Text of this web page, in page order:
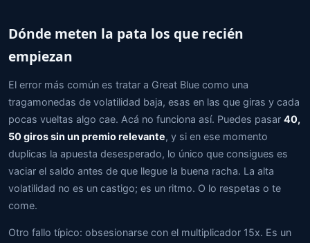
Dónde meten la pata los que recién
empiezan
El error más común es tratar a Great Blue como una
tragamonedas de volatilidad baja, esas en las que giras y cada
pocas vueltas algo cae. Acá no funciona así. Puedes pasar 40,
50 giros sin un premio relevante, y si en ese momento
duplicas la apuesta desesperado, lo único que consigues es
vaciar el saldo antes de que llegue la buena racha. La alta
volatilidad no es un castigo; es un ritmo. O lo respetas o te
come.
Otro fallo típico: obsesionarse con el multiplicador 15x. Es un